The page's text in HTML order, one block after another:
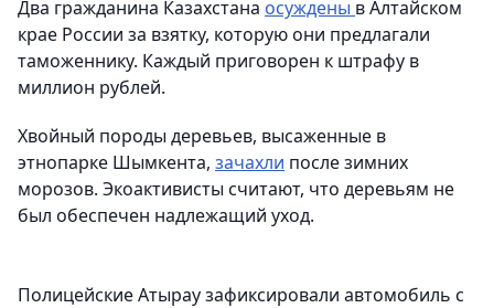
Два гражданина Казахстана осуждены в Алтайском
крае России за взятку, которую они предлагали
таможеннику. Каждый приговорен к штрафу в
миллион рублей.
Хвойный породы деревьев, высаженные в
этнопарке Шымкента, зачахли после зимних
морозов. Экоактивисты считают, что деревьям не
был обеспечен надлежащий уход.
Полицейские Атырау зафиксировали автомобиль с